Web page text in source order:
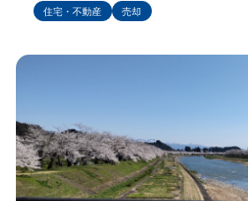
住宅・不動産
売却